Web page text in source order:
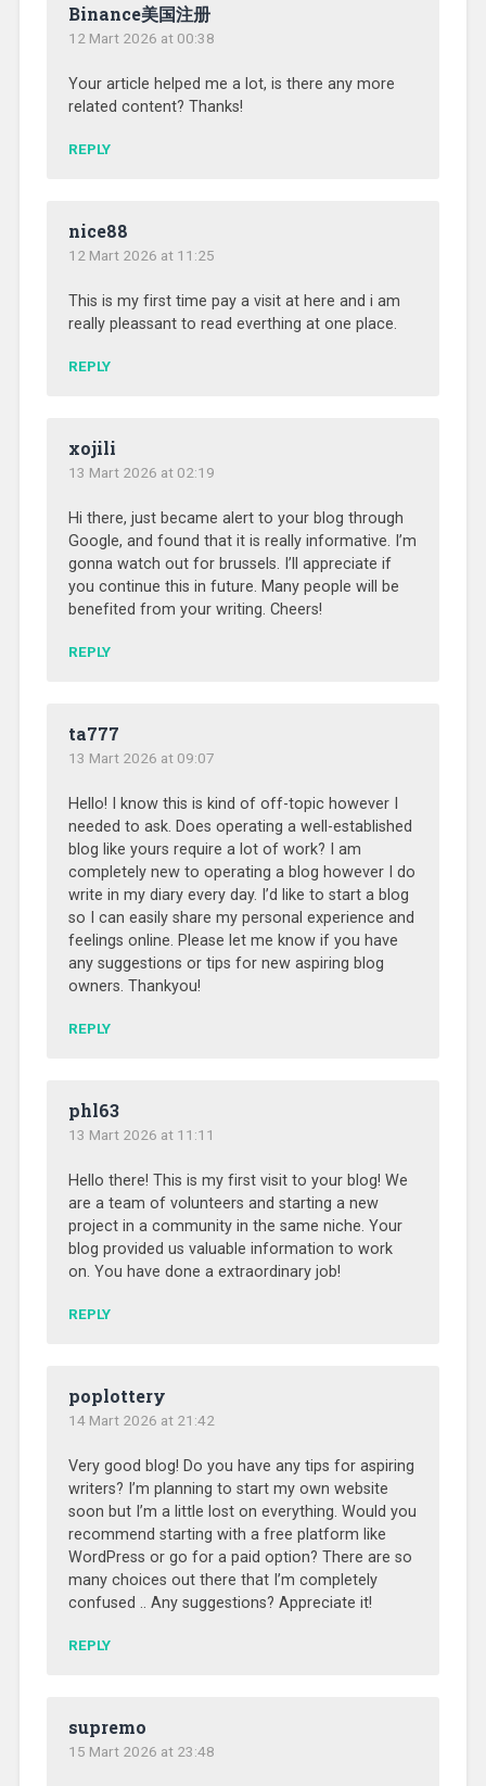
Binance美国注册
12 Mart 2026 at 00:38
Your article helped me a lot, is there any more
related content? Thanks!
REPLY
nice88
12 Mart 2026 at 11:25
This is my first time pay a visit at here and i am
really pleassant to read everthing at one place.
REPLY
xojili
13 Mart 2026 at 02:19
Hi there, just became alert to your blog through
Google, and found that it is really informative. I’m
gonna watch out for brussels. I’ll appreciate if
you continue this in future. Many people will be
benefited from your writing. Cheers!
REPLY
ta777
13 Mart 2026 at 09:07
Hello! I know this is kind of off-topic however I
needed to ask. Does operating a well-established
blog like yours require a lot of work? I am
completely new to operating a blog however I do
write in my diary every day. I’d like to start a blog
so I can easily share my personal experience and
feelings online. Please let me know if you have
any suggestions or tips for new aspiring blog
owners. Thankyou!
REPLY
phl63
13 Mart 2026 at 11:11
Hello there! This is my first visit to your blog! We
are a team of volunteers and starting a new
project in a community in the same niche. Your
blog provided us valuable information to work
on. You have done a extraordinary job!
REPLY
poplottery
14 Mart 2026 at 21:42
Very good blog! Do you have any tips for aspiring
writers? I’m planning to start my own website
soon but I’m a little lost on everything. Would you
recommend starting with a free platform like
WordPress or go for a paid option? There are so
many choices out there that I’m completely
confused .. Any suggestions? Appreciate it!
REPLY
supremo
15 Mart 2026 at 23:48